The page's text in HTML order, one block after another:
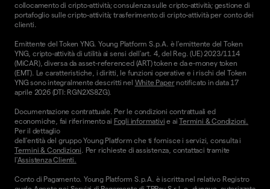
collocamento di cripto-attività; consulenza sulle cripto-attività; gestione di
portafoglio sulle cripto-attività; trasferimento di cripto-attività per conto dei
clienti.
Emittente del Token YNG. Young Platform S.p.A. è l'emittente del Token
YNG, cripto-attività di utilità ai sensi dell'art. 4, del Reg. (UE) 2023/1114
(MiCAR), diversa da asset-referenced (ART) token e da e-money token
(EMT). Le caratteristiche, i diritti, le funzioni operative e i rischi del Token
YNG sono integralmente descritti nel White Papernotificato in data 17
aprile 2026 (DTI: RGN2XS8ZG).
Documentazione contrattuale. Per le condizioni contrattuali ed
economiche, fai riferimento ai Fogli informativi e aiTermini & Condizioni.
Per il dettaglio
dell'entità del gruppo Young Platform che ti fornisce i servizi, consulta i
Termini & Condizioni. Per richieste di assistenza, contattaci tramite
l'Assistenza Clienti.
Conto di Pagamento. Young Platform S.p.A. è iscritta nel relativo Registro